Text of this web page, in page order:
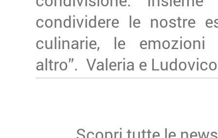
condividere le nostre
culinarie, le
altro”. Valeria e